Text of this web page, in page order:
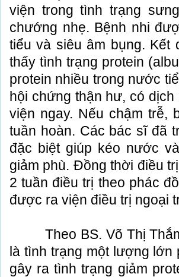
viện trong tình trạng
chướng nhẹ. Bệnh nhi
tiểu và siêu âm bụng. Kết
thấy tình trạng protein
protein nhiều trong nước
hội chứng thận hư, có
viện ngay. Nếu chậm trễ,
tuần hoàn. Các bác sĩ đã
đặc biệt giúp kéo nước
giảm phù. Đồng thời điều
2 tuần điều trị theo phác
được ra viện điều trị ngoại
Theo BS. Võ Thị Thắm
là tình trạng một lượng lớn
gây ra tình trạng giảm